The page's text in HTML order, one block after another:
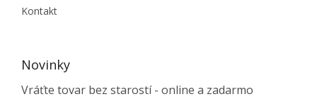
Kontakt
Novinky
Vráťte tovar bez starostí - online a zadarmo